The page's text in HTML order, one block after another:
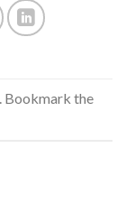
. Bookmark the